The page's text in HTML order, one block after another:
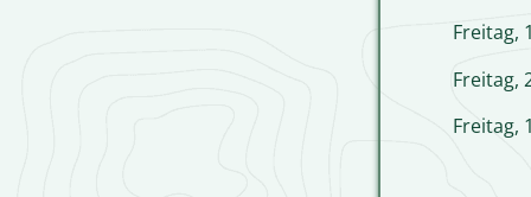
Freitag,
Freitag,
Freitag,